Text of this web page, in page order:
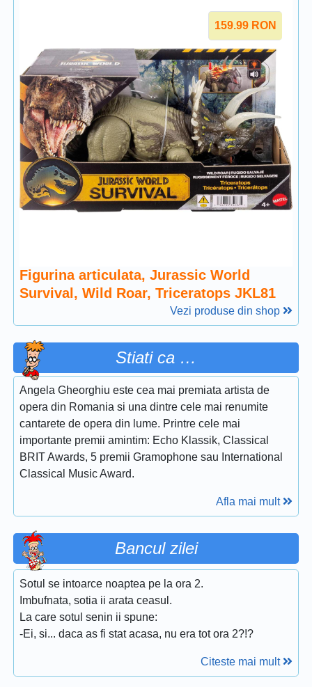
159.99 RON
Figurina articulata, Jurassic World
Survival, Wild Roar, Triceratops JKL81
Vezi produse din shop
Stiati ca …
Angela Gheorghiu este cea mai premiata artista de
opera din Romania si una dintre cele mai renumite
cantarete de opera din lume. Printre cele mai
importante premii amintim: Echo Klassik, Classical
BRIT Awards, 5 premii Gramophone sau International
Classical Music Award.
Afla mai mult
Bancul zilei
Sotul se intoarce noaptea pe la ora 2.
Imbufnata, sotia ii arata ceasul.
La care sotul senin ii spune:
-Ei, si... daca as fi stat acasa, nu era tot ora 2?!?
Citeste mai mult